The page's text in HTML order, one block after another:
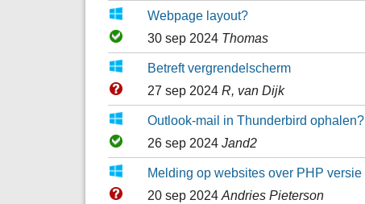
Webpage layout?
30 sep 2024 Thomas
Betreft vergrendelscherm
27 sep 2024 R, van Dijk
Outlook-mail in Thunderbird ophalen?
26 sep 2024 Jand2
Melding op websites over PHP versie
20 sep 2024 Andries Pieterson